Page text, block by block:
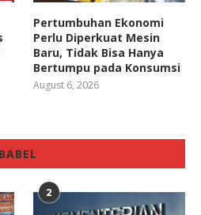
Pertumbuhan Ekonomi
Perlu Diperkuat Mesin
Baru, Tidak Bisa Hanya
Bertumpu pada Konsumsi
August 6, 2026
2